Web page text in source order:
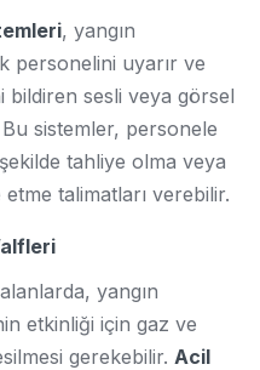
, yangın
personelini uyarır ve
bildiren sesli veya görsel
sistemler, personele
tahliye olma veya
talimatları verebilir.
alanlarda, yangın
etkinliği için gaz ve
gerekebilir. Acil